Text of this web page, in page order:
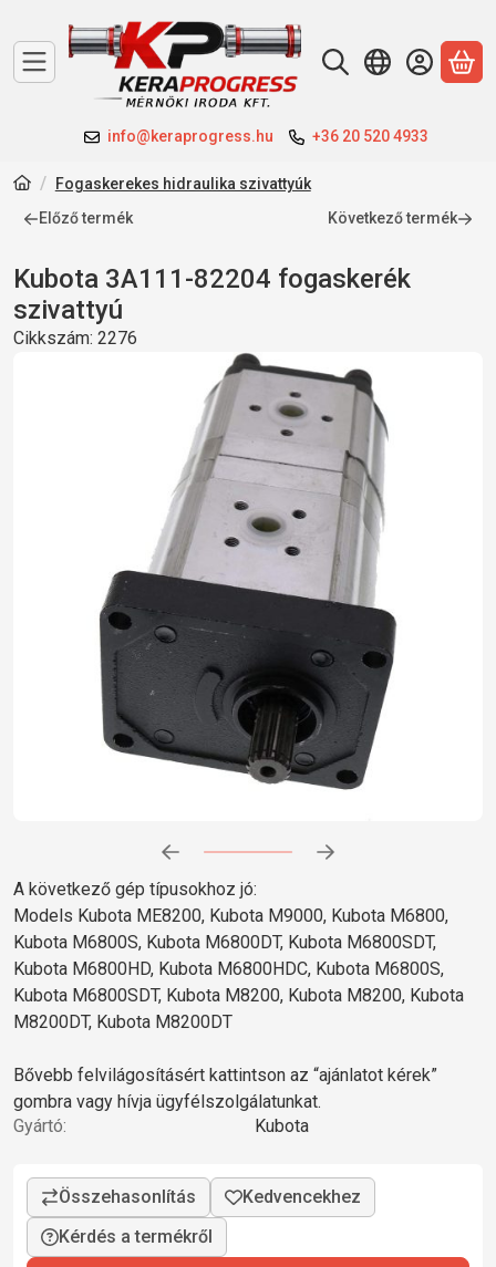
info@keraprogress.hu +36 20 520 4933
A
Fogaskerekes hidraulika szivattyúk
Előző termék
Következő termék
Kubota 3A111-82204 fogaskerék
szivattyú
Cikkszám: 2276
A következő gép típusokhoz jó:
Models Kubota ME8200, Kubota M9000, Kubota M6800,
Kubota M6800S, Kubota M6800DT, Kubota M6800SDT,
Kubota M6800HD, Kubota M6800HDC, Kubota M6800S,
Kubota M6800SDT, Kubota M8200, Kubota M8200, Kubota
M8200DT, Kubota M8200DT
Bővebb felvilágosításért kattintson az “ajánlatot kérek”
gombra vagy hívja ügyfélszolgálatunkat.
Gyártó:
Kubota
Kérdés a termékről